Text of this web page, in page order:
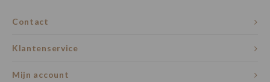
Contact
Klantenservice
Mijn account